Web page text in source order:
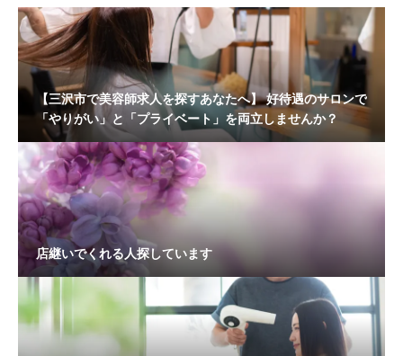
【三沢市で美容師求人を探すあなたへ】 好待遇のサロンで
「やりがい」と「プライベート」を両立しませんか？
店継いでくれる人探しています